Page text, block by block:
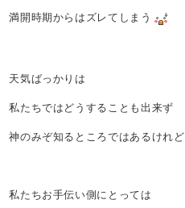
満開時期からはズレてしまう
天気ばっかりは
私たちではどうすることも出来ず
神のみぞ知るところではあるけれど
私たちお手伝い側にとっては